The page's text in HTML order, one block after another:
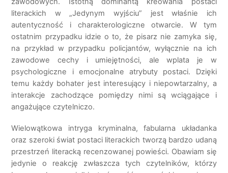
literackich w „Jedynym wyjściu” jest właśnie ich
autentyczność i charakterologiczne otwarcie. W tym
ostatnim przypadku idzie o to, że pisarz nie zamyka się,
na przykład w przypadku policjantów, wyłącznie na ich
zawodowe cechy i umiejętności, ale wplata je w
psychologiczne i emocjonalne atrybuty postaci. Dzięki
temu każdy bohater jest interesujący i niepowtarzalny, a
interakcje zachodzące pomiędzy nimi są wciągające i
angażujące czytelniczo.
Wielowątkowa intryga kryminalna, fabularna układanka
oraz szeroki świat postaci literackich tworzą bardzo udaną
przestrzeń literacką recenzowanej powieści. Obawiam się
jedynie o reakcję zwłaszcza tych czytelników, którzy